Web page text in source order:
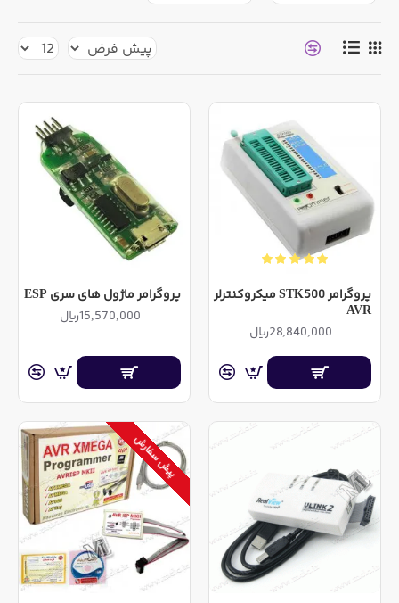
پروگرامر STK500 میکروکنترلر
AVR
28,840,000ریال
پروگرامر ماژول های سری ESP
15,570,000ریال
پیش سفارش